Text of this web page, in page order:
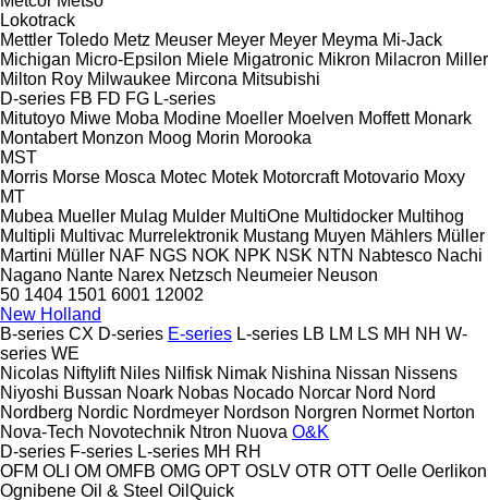
Lokotrack
Mettler Toledo Metz Meuser Meyer Meyer Meyma Mi-Jack
Michigan Micro-Epsilon Miele Migatronic Mikron Milacron Miller
Milton Roy Milwaukee Mircona Mitsubishi
D-series FB FD FG L-series
Mitutoyo Miwe Moba Modine Moeller Moelven Moffett Monark
Montabert Monzon Moog Morin Morooka
MST
Morris Morse Mosca Motec Motek Motorcraft Motovario Moxy
MT
Mubea Mueller Mulag Mulder MultiOne Multidocker Multihog
Multipli Multivac Murrelektronik Mustang Muyen Mählers Müller
Martini Müller NAF NGS NOK NPK NSK NTN Nabtesco Nachi
Nagano Nante Narex Netzsch Neumeier Neuson
50 1404 1501 6001 12002
New Holland
B-series CX D-series E-series L-series LB LM LS MH NH W-
series WE
Nicolas Niftylift Niles Nilfisk Nimak Nishina Nissan Nissens
Niyoshi Bussan Noark Nobas Nocado Norcar Nord Nord
Nordberg Nordic Nordmeyer Nordson Norgren Normet Norton
Nova-Tech Novotechnik Ntron Nuova O&K
D-series F-series L-series MH RH
OFM OLI OM OMFB OMG OPT OSLV OTR OTT Oelle Oerlikon
Ognibene Oil & Steel OilQuick